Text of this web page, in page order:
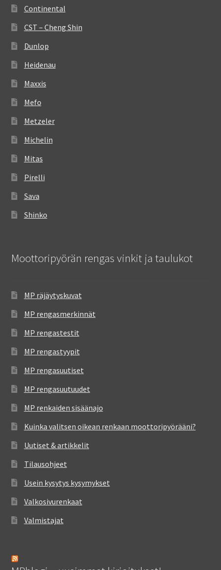
Continental
CST – Cheng Shin
Dunlop
Heidenau
Maxxis
Mefo
Metzeler
Michelin
Mitas
Pirelli
Sava
Shinko
Moottoripyörän rengas vinkit ja taulukot
MP räjäytyskuvat
MP rengasmerkinnät
MP rengastestit
MP rengastyypit
MP rengasuutiset
MP rengasuutuudet
MP renkaiden sisäänajo
Kuinka valitsen oikean renkaan moottoripyörääni?
Uutiset & artikkelit
Tilausohjeet
Usein kysytys kysymykset
Valkosivurenkaat
Valmistajat